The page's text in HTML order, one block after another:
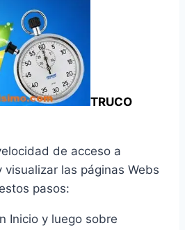
TRUCO
de acceso a
visualizar las páginas Webs
pasos:
Inicio y luego sobre